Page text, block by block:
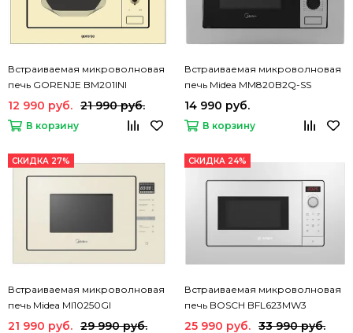
Встраиваемая микроволновая
печь GORENJE BM201INI
12 990 руб. 21 990 руб.
В корзину
Встраиваемая микроволновая
печь Midea MM820B2Q-SS
14 990 руб.
В корзину
СКИДКА 27%
Встраиваемая микроволновая
печь Midea MI10250GI
21 990 руб. 29 990 руб.
СКИДКА 24%
Встраиваемая микроволновая
печь BOSCH BFL623MW3
25 990 руб. 33 990 руб.